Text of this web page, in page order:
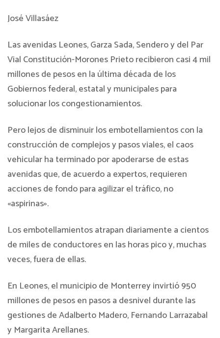
José Villasáez
Las avenidas Leones, Garza Sada, Sendero y del Par
Vial Constitución-Morones Prieto recibieron casi 4 mil
millones de pesos en la última década de los
Gobiernos federal, estatal y municipales para
solucionar los congestionamientos.
Pero lejos de disminuir los embotellamientos con la
construcción de complejos y pasos viales, el caos
vehicular ha terminado por apoderarse de estas
avenidas que, de acuerdo a expertos, requieren
acciones de fondo para agilizar el tráfico, no
«aspirinas».
Los embotellamientos atrapan diariamente a cientos
de miles de conductores en las horas pico y, muchas
veces, fuera de ellas.
En Leones, el municipio de Monterrey invirtió 950
millones de pesos en pasos a desnivel durante las
gestiones de Adalberto Madero, Fernando Larrazabal
y Margarita Arellanes.